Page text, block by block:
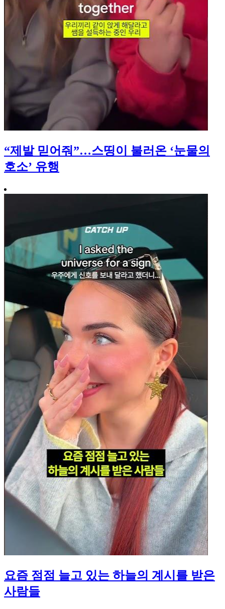
“제발 믿어줘”…스띵이 불러온 ‘눈물의
호소’ 유행
요즘 점점 늘고 있는 하늘의 계시를 받은
사람들